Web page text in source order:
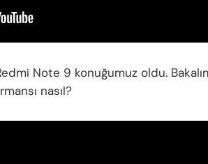
Note 9 konuğumuz oldu.
nasıl?